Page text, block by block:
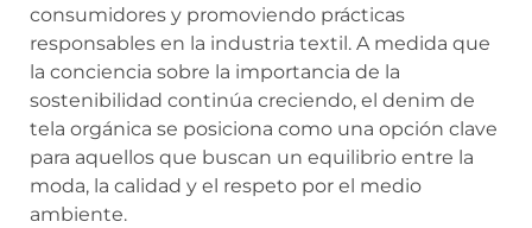
consumidores y promoviendo prácticas
responsables en la industria textil. A medida que
la conciencia sobre la importancia de la
sostenibilidad continúa creciendo, el denim de
tela orgánica se posiciona como una opción clave
para aquellos que buscan un equilibrio entre la
moda, la calidad y el respeto por el medio
ambiente.